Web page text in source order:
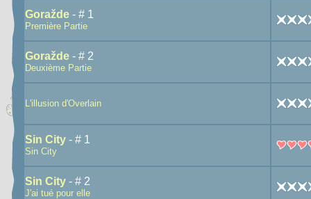
Goražde - # 1
Première Partie
Goražde - # 2
Deuxième Partie
L'illusion d'Overlain
Sin City - # 1
Sin City
Sin City - # 2
J'ai tué pour elle